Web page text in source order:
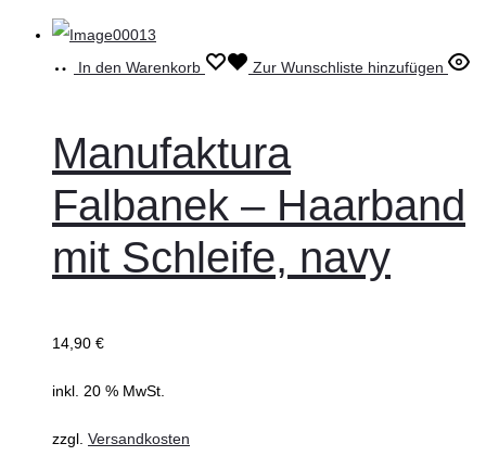
In den Warenkorb Zur Wunschliste hinzufügen
Manufaktura
Falbanek – Haarband
mit Schleife, navy
14,90 €
inkl. 20 % MwSt.
zzgl. Versandkosten